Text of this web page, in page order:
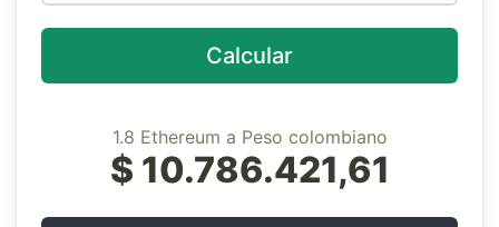
Calcular
1.8 Ethereum a Peso colombiano
$ 10.786.421,61